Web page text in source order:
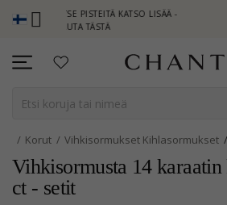
PISTEITÄ KATSO LISÄÄ -
TÄSTÄ
Korut Vihkisormukset Kihlasormukset
Vihkisormusta 14
ct - setit